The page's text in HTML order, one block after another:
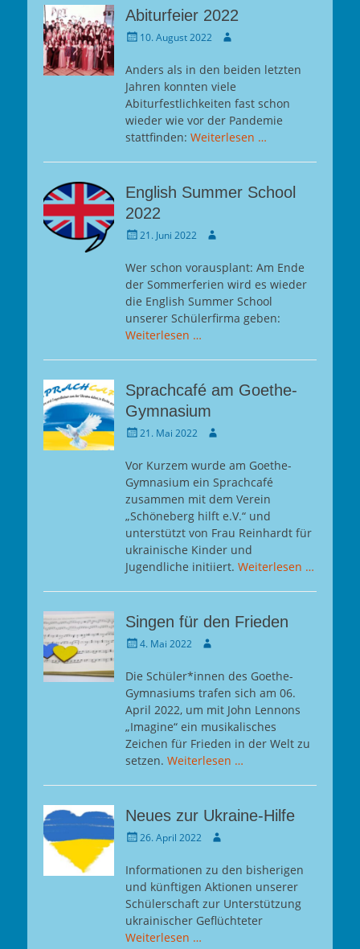
Abiturfeier 2022
Gepostet
10. August 2022 Autor
Anders als in den beiden letzten
Jahren konnten viele
Abiturfestlichkeiten fast schon
wieder wie vor der Pandemie
stattfinden: Weiterlesen …
English Summer School
2022
Gepostet
21. Juni 2022 Autor
Wer schon vorausplant: Am Ende
der Sommerferien wird es wieder
die English Summer School
unserer Schülerfirma geben:
Weiterlesen …
Sprachcafé am Goethe-
Gymnasium
Gepostet
21. Mai 2022 Autor
Vor Kurzem wurde am Goethe-
Gymnasium ein Sprachcafé
zusammen mit dem Verein
„Schöneberg hilft e.V.“ und
unterstützt von Frau Reinhardt für
ukrainische Kinder und
Jugendliche initiiert. Weiterlesen …
Singen für den Frieden
Gepostet
4. Mai 2022 Autor
Die Schüler*innen des Goethe-
Gymnasiums trafen sich am 06.
April 2022, um mit John Lennons
„Imagine“ ein musikalisches
Zeichen für Frieden in der Welt zu
setzen. Weiterlesen …
Neues zur Ukraine-Hilfe
Gepostet
26. April 2022 Autor
Informationen zu den bisherigen
und künftigen Aktionen unserer
Schülerschaft zur Unterstützung
ukrainischer Geflüchteter
Weiterlesen …